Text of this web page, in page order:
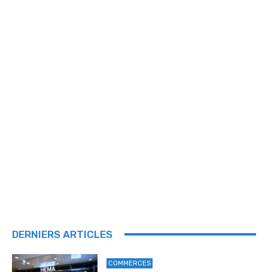
DERNIERS ARTICLES
COMMERCES